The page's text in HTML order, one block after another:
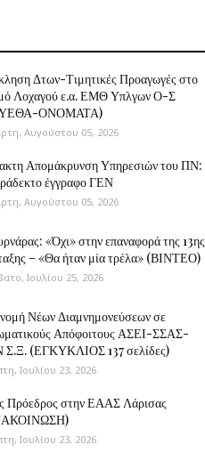
Δτων-Τιμητικές Προαγωγές στο
Λοχαγού ε.α. ΕΜΘ Υπλγων Ο-Σ
ΟΝΟΜΑΤΑ)
Αυγούστου 05, 2026
Απομάκρυνση Υπηρεσιών του ΠΝ:
έγγραφο ΓΕΝ
Αυγούστου 05, 2026
«Όχι» στην επαναφορά της 13ης
– «Θα ήταν μία τρέλα» (ΒΙΝΤΕΟ)
Ιουλίου 25, 2026
Νέων Διαμνημονεύσεων σε
Απόφοιτους ΑΣΕΙ-ΣΣΑΣ-
(ΕΓΚΥΚΛΙΟΣ 137 σελίδες)
Ιουλίου 23, 2026
Πρόεδρος στην ΕΑΑΣ Λάρισας
Ιουλίου 23, 2026